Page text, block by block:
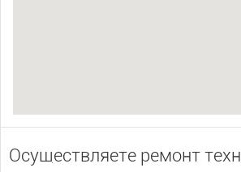
Осуществляете ремонт